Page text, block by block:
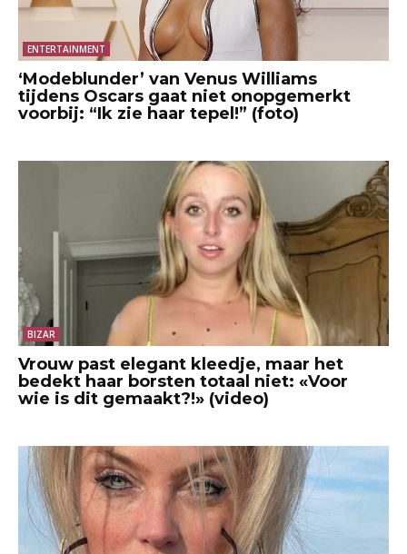
ENTERTAINMENT
‘Modeblunder’ van Venus Williams
tijdens Oscars gaat niet onopgemerkt
voorbij: “Ik zie haar tepel!” (foto)
BIZAR
Vrouw past elegant kleedje, maar het
bedekt haar borsten totaal niet: «Voor
wie is dit gemaakt?!» (video)